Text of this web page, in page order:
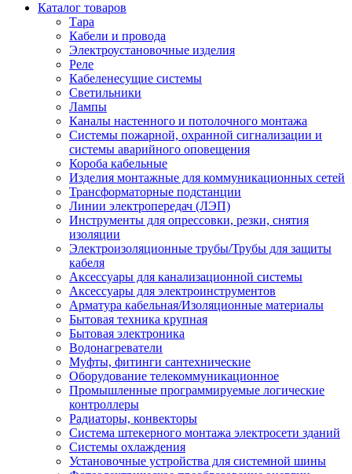
Каталог товаров
Тара
Кабели и провода
Электроустановочные изделия
Реле
Кабеленесущие системы
Светильники
Лампы
Каналы настенного и потолочного монтажа
Системы пожарной, охранной сигнализации и
системы аварийного оповещения
Короба кабельные
Изделия монтажные для коммуникационных сетей
Трансформаторные подстанции
Линии электропередач (ЛЭП)
Инструменты для опрессовки, резки, снятия
изоляции
Электроизоляционные трубы/Трубы для защиты
кабеля
Аксессуары для канализационной системы
Аксессуары для электроинструментов
Арматура кабельная/Изоляционные материалы
Бытовая техника крупная
Бытовая электроника
Водонагреватели
Муфты, фитинги сантехнические
Оборудование телекоммуникационное
Промышленные программируемые логические
контроллеры
Радиаторы, конвекторы
Система штекерного монтажа электросети зданий
Системы охлаждения
Установочные устройства для системной шины